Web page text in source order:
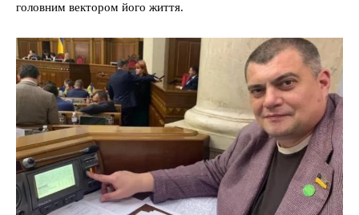
головним вектором його життя.